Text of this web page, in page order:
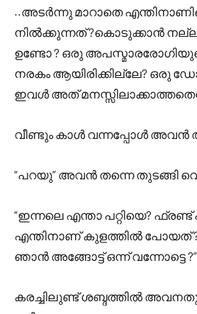
..അടർന്നു മാറാതെ
നിൽക്കുന്നത് ?കൊടുക്കാൻ നല്ല
ഉണ്ടോ ? ഒരു
നരകം ആയിരിക്കില്ലേ? ഒരു
ഇവൾ അത്
വീണ്ടും കാൾ വന്നപ്പോൾ
“പറയു” അവൻ തന്നെ തുടങ്ങി
“ഇന്നലെ എന്താ പറ്റിയെ?
എന്തിനാണ് കുളത്തിൽ പോയത്
ഞാൻ അങ്ങോട്ട് ഒന്ന് വന്നോട്ടെ ?”
കരച്ചിലുണ്ട് ശബ്ദത്തിൽ അവനതു